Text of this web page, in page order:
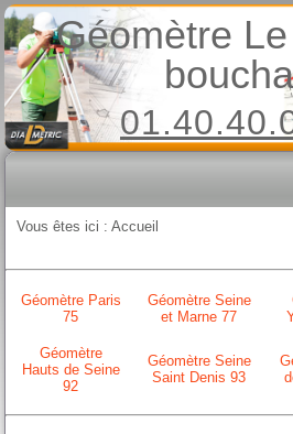
Géomètre
Vous êtes ici :Accueil
Géomètre Paris
75
Géomètre Seine
et Marne 77
Géomètre
Hauts de Seine
92
Géomètre Seine
Saint Denis 93